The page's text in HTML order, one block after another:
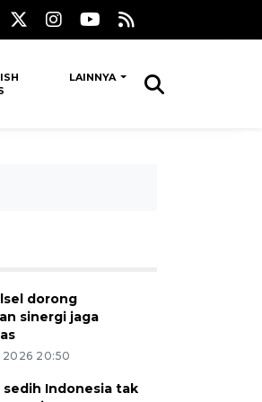
LAINNYA
dorong
sinergi jaga
20:50
sedih Indonesia tak